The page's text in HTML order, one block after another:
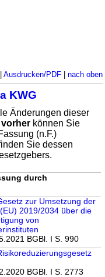
| Ausdrucken/PDF| nach oben
KWG
Änderungen dieser
vorher können Sie
(n.F.)
Sie dessen
durch
zur Umsetzung der
2019/2034 über die
von
BGBl. I S. 990
BGBl. I S. 2773